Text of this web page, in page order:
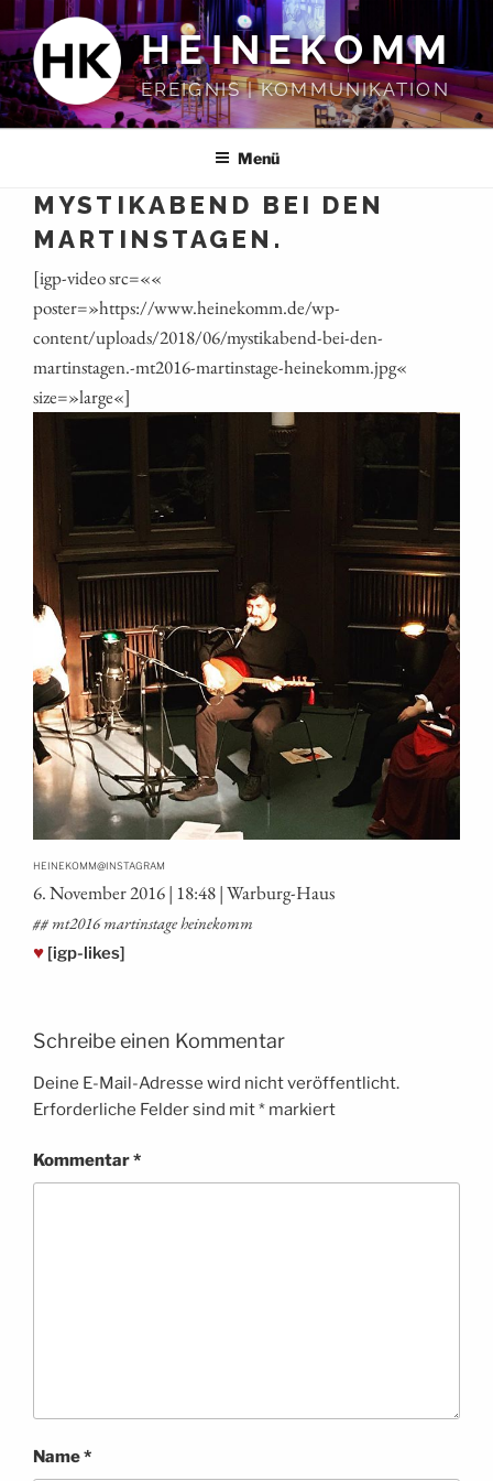
Inhalt
springen
HEINEKOMM
EREIGNIS | KOMMUNIKATION
Menü
MYSTIKABEND BEI DEN
MARTINSTAGEN.
[igp-video src=««
poster=»https://www.heinekomm.de/wp-
content/uploads/2018/06/mystikabend-bei-den-
martinstagen.-mt2016-martinstage-heinekomm.jpg«
size=»large«]
HEINEKOMM@INSTAGRAM
6. Novem­ber 2016 | 18:48 | Warburg-Haus
## mt2016 mar­tins­ta­ge heinekomm
♥ [igp-likes]
Schreibe einen Kommentar
Deine E-Mail-Adresse wird nicht veröffentlicht.
Erforderliche Felder sind mit* markiert
Kommentar*
Name*